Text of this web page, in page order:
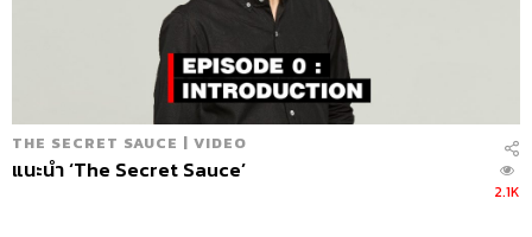
THE SECRET SAUCE | VIDEO
แนะนำ ‘The Secret Sauce’
2.1K